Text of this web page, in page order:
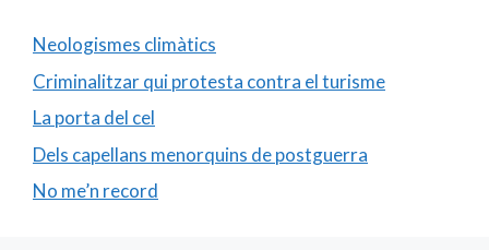
Neologismes climàtics
Criminalitzar qui protesta contra el turisme
La porta del cel
Dels capellans menorquins de postguerra
No me’n record